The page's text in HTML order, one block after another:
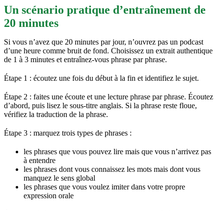
Un scénario pratique d’entraînement de
20 minutes
Si vous n’avez que 20 minutes par jour, n’ouvrez pas un podcast
d’une heure comme bruit de fond. Choisissez un extrait authentique
de 1 à 3 minutes et entraînez-vous phrase par phrase.
Étape 1 : écoutez une fois du début à la fin et identifiez le sujet.
Étape 2 : faites une écoute et une lecture phrase par phrase. Écoutez
d’abord, puis lisez le sous-titre anglais. Si la phrase reste floue,
vérifiez la traduction de la phrase.
Étape 3 : marquez trois types de phrases :
les phrases que vous pouvez lire mais que vous n’arrivez pas
à entendre
les phrases dont vous connaissez les mots mais dont vous
manquez le sens global
les phrases que vous voulez imiter dans votre propre
expression orale